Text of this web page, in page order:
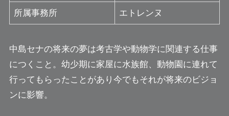
所属事務所 エトレンヌ
中島セナの将来の夢は考古学や動物学に関連する仕事
につくこと。幼少期に家屋に水族館、動物園に連れて
行ってもらったことがあり今でもそれが将来のビジョ
ンに影響。